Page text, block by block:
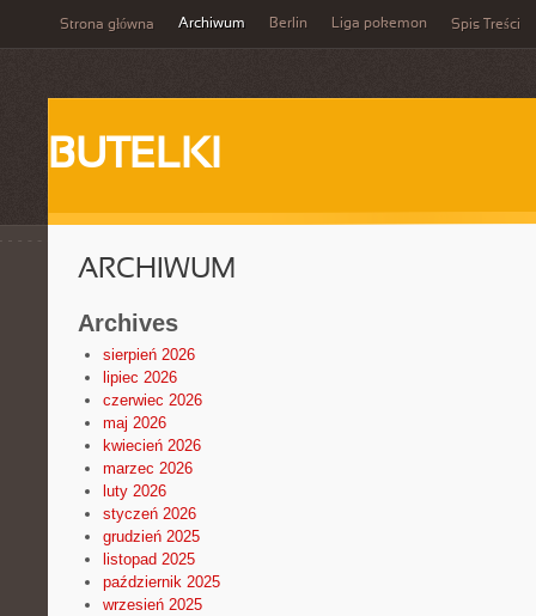
Strona główna Archiwum Berlin Liga pokemon Spis Treści
BUTELKI
ARCHIWUM
Archives
sierpień 2026
lipiec 2026
czerwiec 2026
maj 2026
kwiecień 2026
marzec 2026
luty 2026
styczeń 2026
grudzień 2025
listopad 2025
październik 2025
wrzesień 2025